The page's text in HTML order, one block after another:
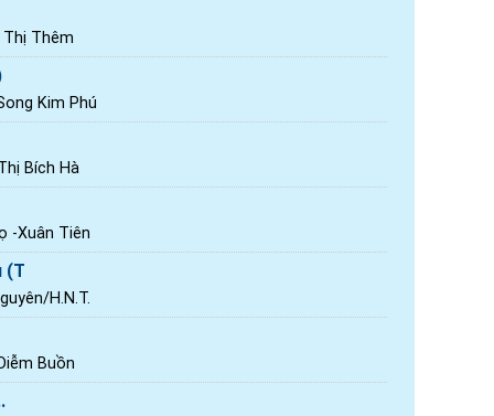
Thị Thêm
Kim Phú
Bích Hà
-Xuân Tiên
(T
H.N.T.
Buồn